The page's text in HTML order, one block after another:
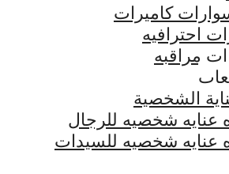
كاميرات
احترافيه
مراقبه
الشخصية
عنايه شخصيه للرجال
عنايه شخصيه للسيدات